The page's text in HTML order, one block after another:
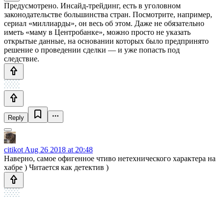
Предусмотрено. Инсайд-трейдинг, есть в уголовном
законодательстве большинства стран. Посмотрите, например,
сериал «миллиарды», он весь об этом. Даже не обязательно
иметь «маму в Центробанке», можно просто не указать
открытые данные, на основании которых было предпринято
решение о проведении сделки — и уже попасть под
следствие.
Reply
citikot Aug 26 2018 at 20:48
Наверно, самое офигенное чтиво нетехнического характера на
хабре ) Читается как детектив )